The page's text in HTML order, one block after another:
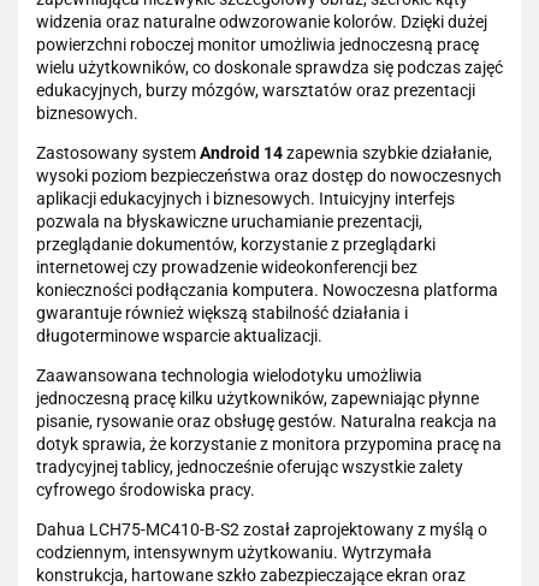
widzenia oraz naturalne odwzorowanie kolorów. Dzięki dużej
powierzchni roboczej monitor umożliwia jednoczesną pracę
wielu użytkowników, co doskonale sprawdza się podczas zajęć
edukacyjnych, burzy mózgów, warsztatów oraz prezentacji
biznesowych.
Zastosowany systemAndroid 14zapewnia szybkie działanie,
wysoki poziom bezpieczeństwa oraz dostęp do nowoczesnych
aplikacji edukacyjnych i biznesowych. Intuicyjny interfejs
pozwala na błyskawiczne uruchamianie prezentacji,
przeglądanie dokumentów, korzystanie z przeglądarki
internetowej czy prowadzenie wideokonferencji bez
konieczności podłączania komputera. Nowoczesna platforma
gwarantuje również większą stabilność działania i
długoterminowe wsparcie aktualizacji.
Zaawansowana technologia wielodotyku umożliwia
jednoczesną pracę kilku użytkowników, zapewniając płynne
pisanie, rysowanie oraz obsługę gestów. Naturalna reakcja na
dotyk sprawia, że korzystanie z monitora przypomina pracę na
tradycyjnej tablicy, jednocześnie oferując wszystkie zalety
cyfrowego środowiska pracy.
Dahua LCH75-MC410-B-S2 został zaprojektowany z myślą o
codziennym, intensywnym użytkowaniu. Wytrzymała
konstrukcja, hartowane szkło zabezpieczające ekran oraz